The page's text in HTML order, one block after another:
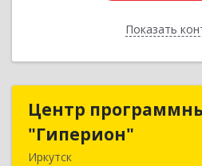
ПоказатьНазад
Центр
"Гиперион"
Иркутск
Центр